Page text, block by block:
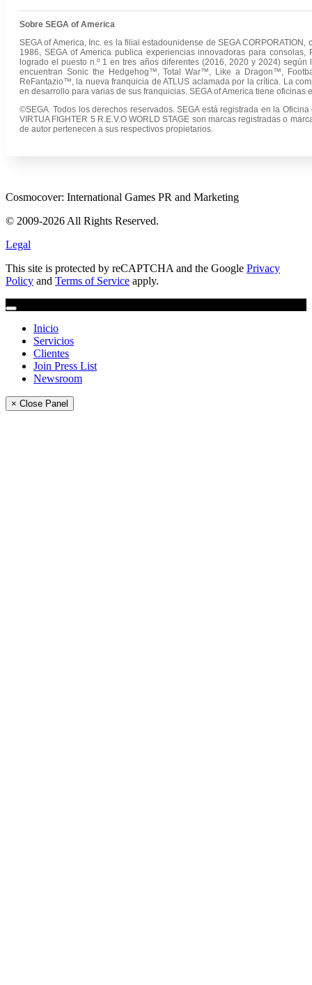
Sobre SEGA of America
SEGA of America, Inc. es la filial estadounidense de SEGA
1986, SEGA of America publica experiencias innovadoras para
logrado el puesto n.º 1 en tres años diferentes (2016, 2020 y 2024)
encuentran Sonic the Hedgehog™, Total War™, Like a Dragon™,
ReFantazio™, la nueva franquicia de ATLUS aclamada por la crítica. La
en desarrollo para varias de sus franquicias. SEGA of America tiene
©SEGA. Todos los derechos reservados. SEGA está registrada en la
VIRTUA FIGHTER 5 R.E.V.O WORLD STAGE son marcas registradas o
de autor pertenecen a sus respectivos propietarios.
Cosmocover: International Games PR and Marketing
© 2009-2026 All Rights Reserved.
Legal
This site is protected by reCAPTCHA and the Google Privacy
Policy and Terms of Service apply.
Inicio
Servicios
Clientes
Join Press List
Newsroom
× Close Panel